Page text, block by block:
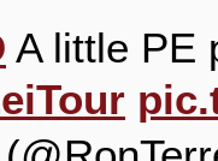
A little PE